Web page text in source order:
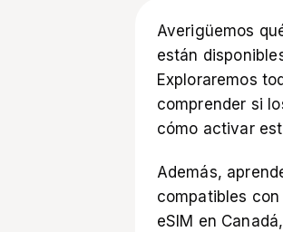
Averigüemos
están
Exploraremos
comprender si
cómo activar
Además,
compatibles
eSIM en